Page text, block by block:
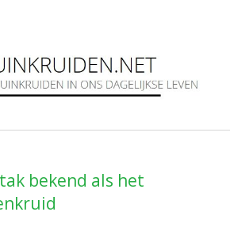
bekend als het